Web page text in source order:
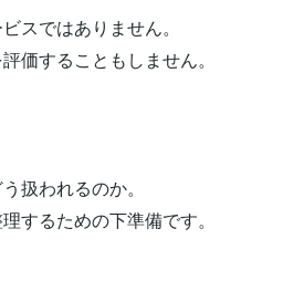
スではありません。
価することもしません。
扱われるのか。
するための下準備です。